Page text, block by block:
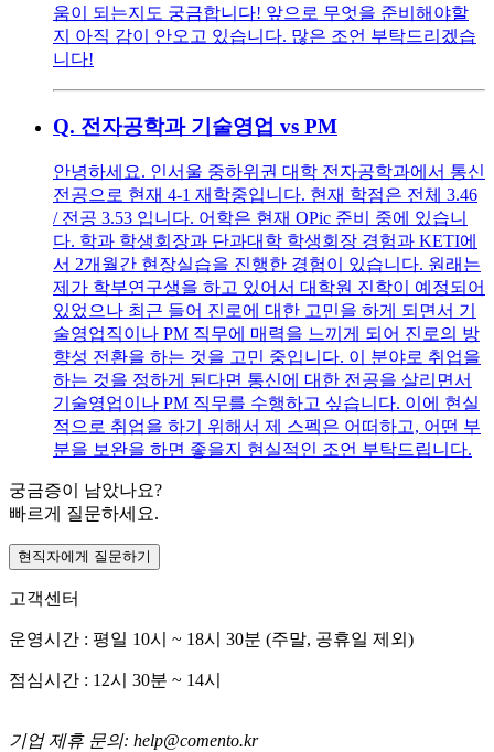
움이 되는지도 궁금합니다! 앞으로 무엇을 준비해야할
지 아직 감이 안오고 있습니다. 많은 조언 부탁드리겠습
니다!
Q. 전자공학과 기술영업 vs PM
안녕하세요. 인서울 중하위권 대학 전자공학과에서 통신
전공으로 현재 4-1 재학중입니다. 현재 학점은 전체 3.46
/ 전공 3.53 입니다. 어학은 현재 OPic 준비 중에 있습니
다. 학과 학생회장과 단과대학 학생회장 경험과 KETI에
서 2개월간 현장실습을 진행한 경험이 있습니다. 원래는
제가 학부연구생을 하고 있어서 대학원 진학이 예정되어
있었으나 최근 들어 진로에 대한 고민을 하게 되면서 기
술영업직이나 PM 직무에 매력을 느끼게 되어 진로의 방
향성 전환을 하는 것을 고민 중입니다. 이 분야로 취업을
하는 것을 정하게 된다면 통신에 대한 전공을 살리면서
기술영업이나 PM 직무를 수행하고 싶습니다. 이에 현실
적으로 취업을 하기 위해서 제 스펙은 어떠하고, 어떤 부
분을 보완을 하면 좋을지 현실적인 조언 부탁드립니다.
궁금증이 남았나요?
빠르게 질문하세요.
현직자에게 질문하기
고객센터
운영시간 : 평일 10시 ~ 18시 30분 (주말, 공휴일 제외)
점심시간 : 12시 30분 ~ 14시
기업 제휴 문의: help@comento.kr